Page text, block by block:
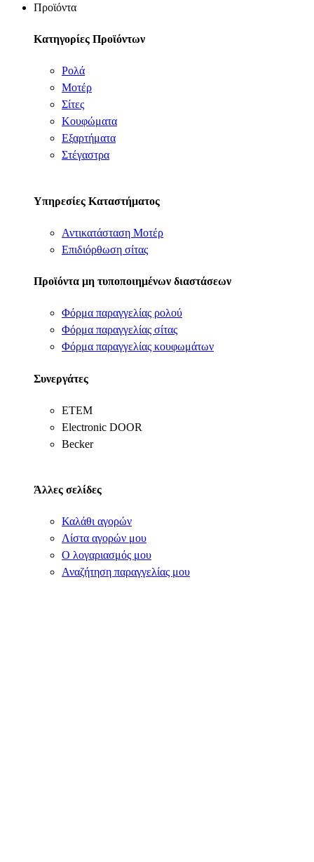
Προϊόντα
Κατηγορίες Προϊόντων
Ρολά
Μοτέρ
Σίτες
Κουφώματα
Εξαρτήματα
Στέγαστρα
Υπηρεσίες Καταστήματος
Αντικατάσταση Μοτέρ
Επιδιόρθωση σίτας
Προϊόντα μη τυποποιημένων διαστάσεων
Φόρμα παραγγελίας ρολού
Φόρμα παραγγελίας σίτας
Φόρμα παραγγελίας κουφωμάτων
Συνεργάτες
ΕΤΕΜ
Electronic DOOR
Becker
Άλλες σελίδες
Καλάθι αγορών
Λίστα αγορών μου
Ο λογαριασμός μου
Αναζήτηση παραγγελίας μου